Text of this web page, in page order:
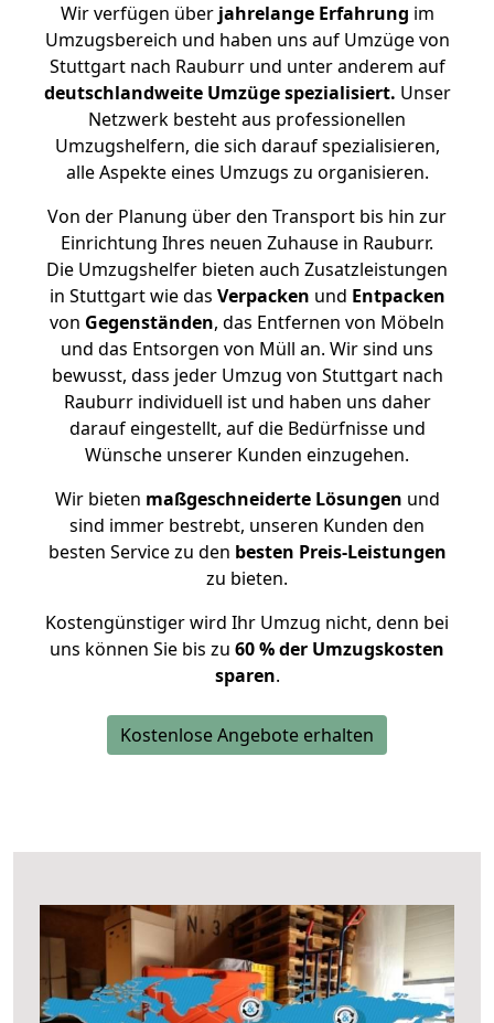
Wir verfügen überjahrelange Erfahrung im
Umzugsbereich und haben uns auf Umzüge von
Stuttgart nach Rauburr und unter anderem auf
deutschlandweite Umzüge spezialisiert. Unser
Netzwerk besteht aus professionellen
Umzugshelfern, die sich darauf spezialisieren,
alle Aspekte eines Umzugs zu organisieren.
Von der Planung über den Transport bis hin zur
Einrichtung Ihres neuen Zuhause in Rauburr.
Die Umzugshelfer bieten auch Zusatzleistungen
in Stuttgart wie das Verpacken und Entpacken
von Gegenständen, das Entfernen von Möbeln
und das Entsorgen von Müll an. Wir sind uns
bewusst, dass jeder Umzug von Stuttgart nach
Rauburr individuell ist und haben uns daher
darauf eingestellt, auf die Bedürfnisse und
Wünsche unserer Kunden einzugehen.
Wir bieten maßgeschneiderte Lösungen und
sind immer bestrebt, unseren Kunden den
besten Service zu den besten Preis-Leistungen
zu bieten.
Kostengünstiger wird Ihr Umzug nicht, denn bei
uns können Sie bis zu 60 % der Umzugskosten
sparen.
Kostenlose Angebote erhalten